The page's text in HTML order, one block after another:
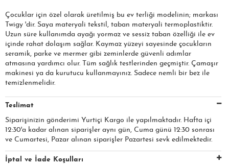
Çocuklar için özel olarak üretilmiş bu ev terliği modelinin; markası
Twigy 'dir. Saya materyali tekstil, taban materyali termoplastiktir.
Uzun süre kullanımda ayağı yormaz ve sessiz taban özelliği ile ev
içinde rahat dolaşım sağlar. Kaymaz yüzeyi sayesinde çocukların
seramik, parke ve mermer gibi zeminlerde güvenli adımlar
atmasına yardımcı olur. Tüm sağlık testlerinden geçmiştir. Çamaşır
makinesi ya da kurutucu kullanmayınız. Sadece nemli bir bez ile
temizlenmelidir.
Teslimat
Siparişinizin gönderimi Yurtiçi Kargo ile yapılmaktadır. Hafta içi
12:30'a kadar alınan siparişler aynı gün, Cuma günü 12:30 sonrası
ve Cumartesi, Pazar alınan siparişler Pazartesi sevk edilmektedir.
İptal ve İade Koşulları